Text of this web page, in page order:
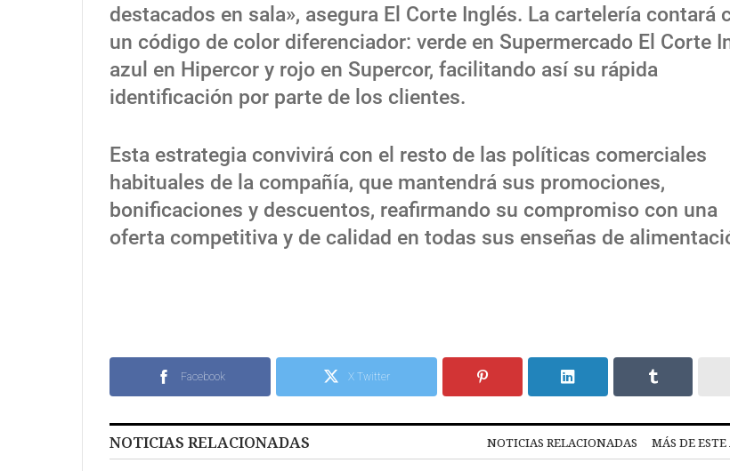
destacados en sala», asegura El Corte Inglés. La cartelería contará
un código de color diferenciador: verde en Supermercado El Corte
azul en Hipercor y rojo en Supercor, facilitando así su rápida
identificación por parte de los clientes.
Esta estrategia convivirá con el resto de las políticas comerciales
habituales de la compañía, que mantendrá sus promociones,
bonificaciones y descuentos, reafirmando su compromiso con una
oferta competitiva y de calidad en todas sus enseñas de
Facebook X Twitter
NOTICIAS RELACIONADAS NOTICIAS RELACIONADAS MÁS DE